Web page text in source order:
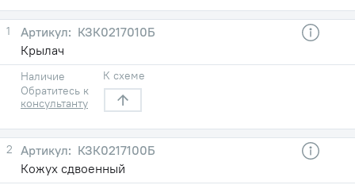
1
КЗК0217010Б
Крылач
Наличие
Обратитесь к
консультанту
К схеме
2
КЗК0217100Б
Кожуx сдвоенный